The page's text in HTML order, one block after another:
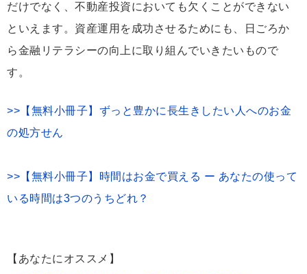
だけでなく、不動産投資においても欠くことができない
といえます。資産運用を成功させるためにも、日ごろか
ら金融リテラシーの向上に取り組んでいきたいもので
す。
>>【無料小冊子】ずっと豊かに長生きしたい人へのお金
の処方せん
>>【無料小冊子】時間はお金で買える ー あなたの使って
いる時間は3つのうちどれ？
【あなたにオススメ】